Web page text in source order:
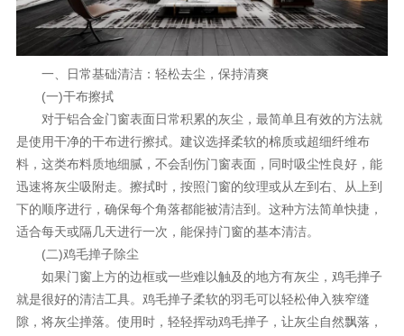
理想生活
新视界
新标赋能中心
品牌资讯
新标铝业
一、日常基础清洁：轻松去尘，保持清爽
(一)干布擦拭
对于铝合金门窗表面日常积累的灰尘，最简单且有效的方法就
是使用干净的干布进行擦拭。建议选择柔软的棉质或超细纤维布
料，这类布料质地细腻，不会刮伤门窗表面，同时吸尘性良好，能
迅速将灰尘吸附走。擦拭时，按照门窗的纹理或从左到右、从上到
下的顺序进行，确保每个角落都能被清洁到。这种方法简单快捷，
适合每天或隔几天进行一次，能保持门窗的基本清洁。
(二)鸡毛掸子除尘
如果门窗上方的边框或一些难以触及的地方有灰尘，鸡毛掸子
就是很好的清洁工具。鸡毛掸子柔软的羽毛可以轻松伸入狭窄缝
隙，将灰尘掸落。使用时，轻轻挥动鸡毛掸子，让灰尘自然飘落，